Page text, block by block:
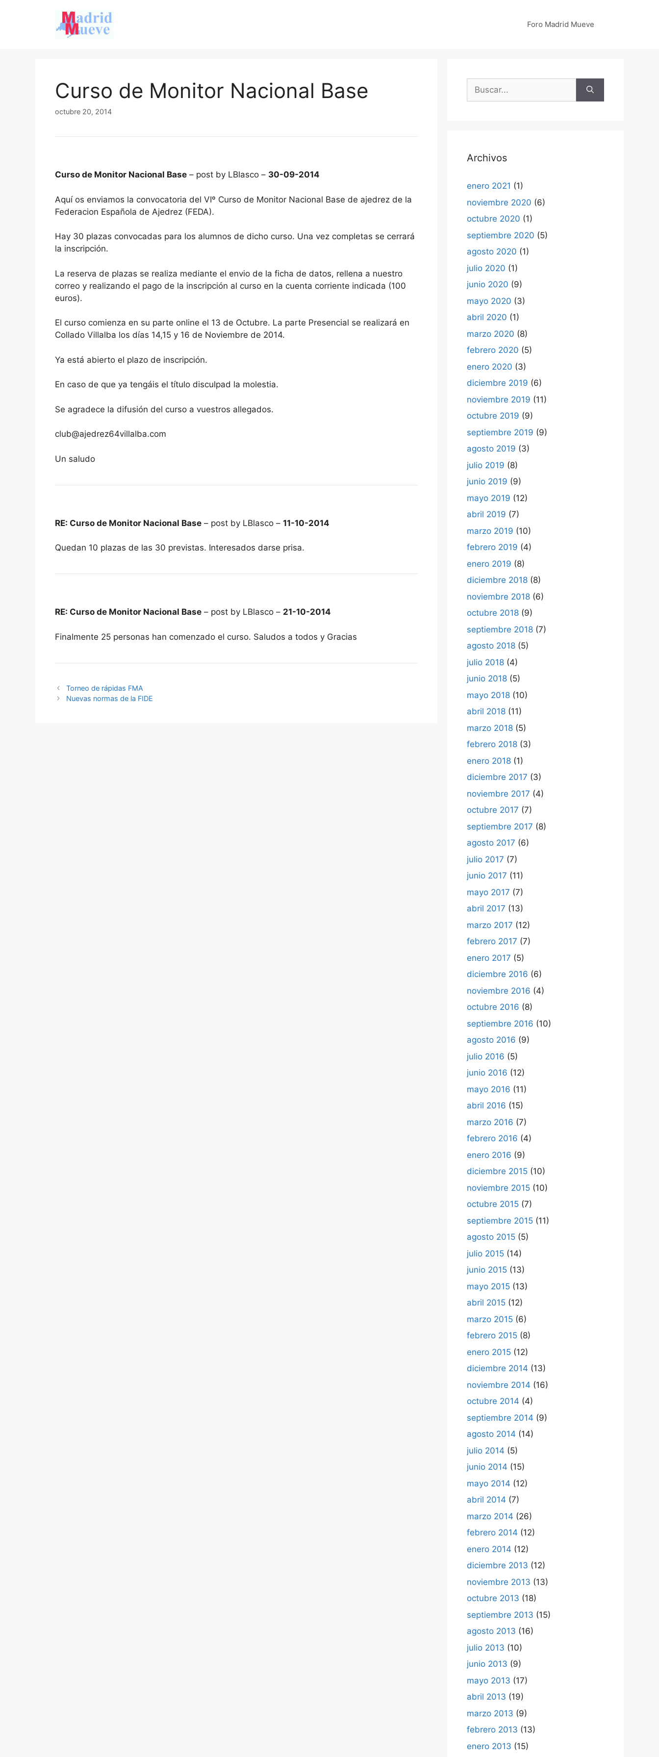
Foro Madrid Mueve
Curso de Monitor Nacional Base
octubre 20, 2014
Curso de Monitor Nacional Base – post by LBlasco – 30-09-2014
Aquí os enviamos la convocatoria del VIº Curso de Monitor Nacional Base de ajedrez de la
Federacion Española de Ajedrez (FEDA).
Hay 30 plazas convocadas para los alumnos de dicho curso. Una vez completas se cerrará
la inscripción.
La reserva de plazas se realiza mediante el envio de la ficha de datos, rellena a nuestro
correo y realizando el pago de la inscripción al curso en la cuenta corriente indicada (100
euros).
El curso comienza en su parte online el 13 de Octubre. La parte Presencial se realizará en
Collado Villalba los días 14,15 y 16 de Noviembre de 2014.
Ya está abierto el plazo de inscripción.
En caso de que ya tengáis el título disculpad la molestia.
Se agradece la difusión del curso a vuestros allegados.
club@ajedrez64villalba.com
Un saludo
RE: Curso de Monitor Nacional Base – post by LBlasco – 11-10-2014
Quedan 10 plazas de las 30 previstas. Interesados darse prisa.
RE: Curso de Monitor Nacional Base – post by LBlasco – 21-10-2014
Finalmente 25 personas han comenzado el curso. Saludos a todos y Gracias
Torneo de rápidas FMA
Nuevas normas de la FIDE
Buscar:
Archivos
enero 2021 (1)
noviembre 2020 (6)
octubre 2020 (1)
septiembre 2020 (5)
agosto 2020 (1)
julio 2020 (1)
junio 2020 (9)
mayo 2020 (3)
abril 2020 (1)
marzo 2020 (8)
febrero 2020 (5)
enero 2020 (3)
diciembre 2019 (6)
noviembre 2019 (11)
octubre 2019 (9)
septiembre 2019 (9)
agosto 2019 (3)
julio 2019 (8)
junio 2019 (9)
mayo 2019 (12)
abril 2019 (7)
marzo 2019 (10)
febrero 2019 (4)
enero 2019 (8)
diciembre 2018 (8)
noviembre 2018 (6)
octubre 2018 (9)
septiembre 2018 (7)
agosto 2018 (5)
julio 2018 (4)
junio 2018 (5)
mayo 2018 (10)
abril 2018 (11)
marzo 2018 (5)
febrero 2018 (3)
enero 2018 (1)
diciembre 2017 (3)
noviembre 2017 (4)
octubre 2017 (7)
septiembre 2017 (8)
agosto 2017 (6)
julio 2017 (7)
junio 2017 (11)
mayo 2017 (7)
abril 2017 (13)
marzo 2017 (12)
febrero 2017 (7)
enero 2017 (5)
diciembre 2016 (6)
noviembre 2016 (4)
octubre 2016 (8)
septiembre 2016 (10)
agosto 2016 (9)
julio 2016 (5)
junio 2016 (12)
mayo 2016 (11)
abril 2016 (15)
marzo 2016 (7)
febrero 2016 (4)
enero 2016 (9)
diciembre 2015 (10)
noviembre 2015 (10)
octubre 2015 (7)
septiembre 2015 (11)
agosto 2015 (5)
julio 2015 (14)
junio 2015 (13)
mayo 2015 (13)
abril 2015 (12)
marzo 2015 (6)
febrero 2015 (8)
enero 2015 (12)
diciembre 2014 (13)
noviembre 2014 (16)
octubre 2014 (4)
septiembre 2014 (9)
agosto 2014 (14)
julio 2014 (5)
junio 2014 (15)
mayo 2014 (12)
abril 2014 (7)
marzo 2014 (26)
febrero 2014 (12)
enero 2014 (12)
diciembre 2013 (12)
noviembre 2013 (13)
octubre 2013 (18)
septiembre 2013 (15)
agosto 2013 (16)
julio 2013 (10)
junio 2013 (9)
mayo 2013 (17)
abril 2013 (19)
marzo 2013 (9)
febrero 2013 (13)
enero 2013 (15)